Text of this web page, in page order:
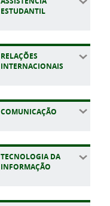
ESTUDANTIL
RELAÇÕES
INTERNACIONAIS
COMUNICAÇÃO
TECNOLOGIA DA
INFORMAÇÃO